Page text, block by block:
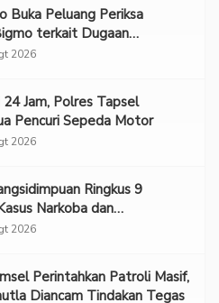
Buka Peluang Periksa
terkait Dugaan
2026
24 Jam, Polres Tapsel
Pencuri Sepeda Motor
2026
Ringkus 9
Narkoba dan
2026
Perintahkan Patroli Masif,
Diancam Tindakan Tegas